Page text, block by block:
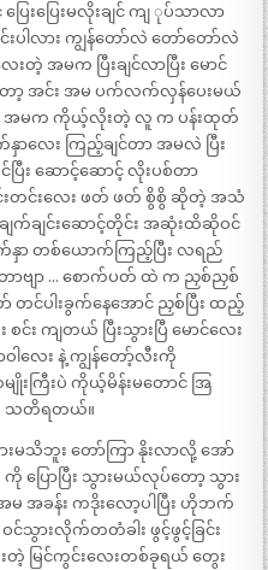
ြေးပြေးမလိုးချင် ကျ ုပ်သာလာ
ပါလား ကျွန်တော်လဲ တော်တော်လဲ
းတဲ့ အမက ပြီးချင်လာပြီး မောင်
ော့ အင်း အမ ပက်လက်လှန်ပေးမယ်
ယ် အမက ကိုယ့်လိုးတဲ့ လူ က ပန်းထုတ်
နှာလေး ကြည့်ချင်တာ အမလဲ ပြီး
ြီး ဆောင့်ဆောင့် လိုးပစ်တာ
းတင်းလေး ဖတ် ဖတ် စွိစွိ ဆိုတဲ့ အသံ
က်ချင်းဆောင့်တိုင်း အဆုံးထိဆိုဝင်
နှာ တစ်ယောက်ကြည့်ပြီး လရည်
ဗျာ … စောက်ပတ် ထဲ က ညှစ်ညှစ်
င်ပါးခွက်နေအောင် ညှစ်ပြီး ထည့်
း ကျတယ် ပြီးသွားပြီ မောင်လေး
ါလေး နဲ့ ကျွန်တော့်လီးကို
ကြီးပဲ ကိုယ့်မိန်းမတောင် အြ
သတိရတယ်။
မသိဘူး တော်ကြာ နိုးလာလို့ အော်
ပြောပြီး သွားမယ်လုပ်တော့ သွား
အခန်း ကဒိုးလော့ပါပြီး ဟိုဘက်
ဝင်သွားလိုက်တတံခါး ဖွင့်ဖွင့်ခြင်း
တဲ့ မြင်ကွင်းလေးတစ်ခုရယ် တွေး